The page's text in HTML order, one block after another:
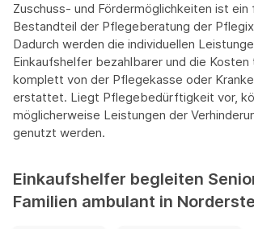
Zuschuss- und Fördermöglichkeiten ist
Bestandteil der Pflegeberatung der
Dadurch werden die individuellen
Einkaufshelfer bezahlbarer und die
komplett von der Pflegekasse oder
erstattet. Liegt Pflegebedürftigkeit vor,
möglicherweise Leistungen der
genutzt werden.
Einkaufshelfer begleiten
Familien ambulant in